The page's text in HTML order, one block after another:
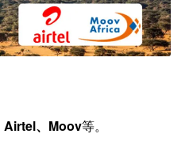
Airtel、Moov等。